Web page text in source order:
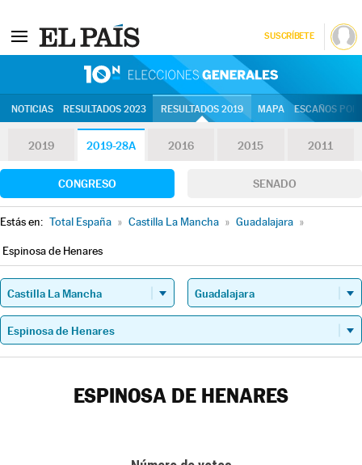
SUSCRÍBETE
NOTICIAS RESULTADOS 2023 RESULTADOS 2019 MAPA ESCAÑOS
2019 2019-28A 2016 2015 2011
CONGRESO SENADO
Estás en: Total España » Castilla La Mancha » Guadalajara »
Espinosa de Henares
ESPINOSA DE HENARES